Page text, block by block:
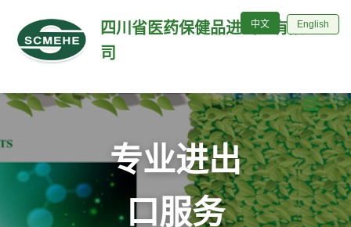
中文 English
四川省医药保健品进出口有限公
司
中文 English
专业进出
口服务